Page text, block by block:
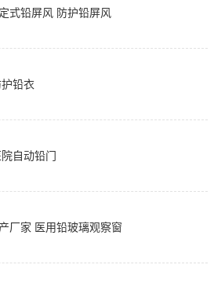
式铅屏风 防护铅屏风
铅衣
自动铅门
厂家 医用铅玻璃观察窗